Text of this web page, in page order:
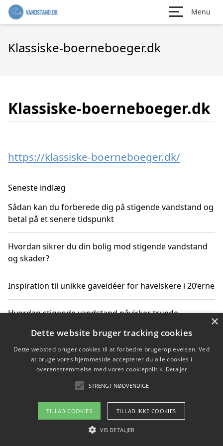
Menu
Klassiske-boerneboeger.dk
Klassiske-boerneboeger.dk
https://klassiske-boerneboeger.dk/
Seneste indlæg
Sådan kan du forberede dig på stigende vandstand og
betal på et senere tidspunkt
Hvordan sikrer du din bolig mod stigende vandstand
og skader?
Inspiration til unikke gaveidéer for havelskere i 20’erne
Hvordan stigende vandstand påvirker truede
Sådan vælger du de bedste vandrerygsække til
vandreture i Danmark
Copyright 2026 - Pilanto Aps
Om / kontakt
×
Dette website bruger tracking cookies
Dette websted bruger cookies til at forbedre brugeroplevelsen. Ved
at bruge vores hjemmeside accepterer du alle cookies i
overensstemmelse med vores cookiepolitik. Detaljer
STRENGT NØDVENDIGE
TILLAD COOKIES TILLAD IKKE COOKIES
VIS DETALJER